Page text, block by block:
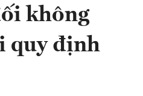
không
quy định